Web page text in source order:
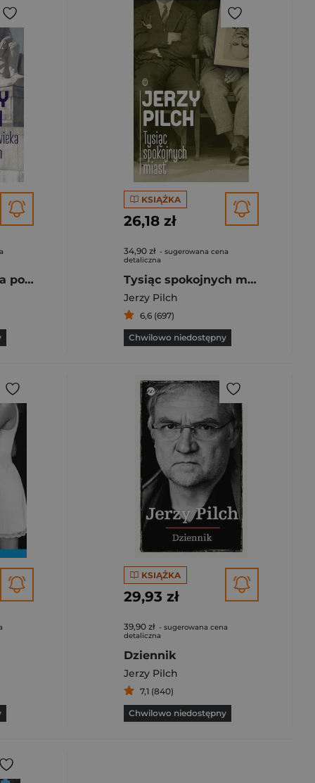
Upadek człowieka pod Dworcem Centralnym
KSIĄŻKA
26,18 zł
34,90 zł - sugerowana cena
detaliczna
Tysiąc spokojnych miast
Jerzy Pilch
6,6 (697)
Chwilowo niedostępny
KSIĄŻKA
29,93 zł
39,90 zł - sugerowana cena
detaliczna
Dziennik
Jerzy Pilch
7,1 (840)
Chwilowo niedostępny